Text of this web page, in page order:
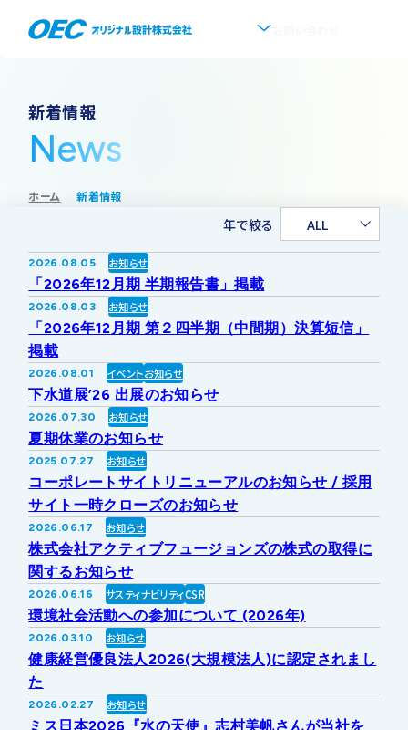
企業情報
会社概要
代表挨拶
沿革
事業所・アクセス
グループ会社について
協業・パートナー募集
採用情報
事業紹介
事業一覧
上水道
下水道
ソフトウェア開発
その他事業
新しい取り組み
IR情報
IRトップ
株式・株主情報
IRニュース
IRライブラリー
IRカレンダー
個人投資家の皆様へ
IR方針・免責事項
For Overseas
新着情報
採用情報
協業・パートナー募集
お問い合わせ
公式 広報
新着情報
News
ホーム 新着情報
年で絞る ALL
2026.08.05 お知らせ
「2026年12月期 半期報告書」掲載
2026.08.03 お知らせ
「2026年12月期 第２四半期（中間期）決算短信」
掲載
2026.08.01 イベントお知らせ
下水道展’26 出展のお知らせ
2026.07.30 お知らせ
夏期休業のお知らせ
2025.07.27 お知らせ
コーポレートサイトリニューアルのお知らせ / 採用
サイト一時クローズのお知らせ
2026.06.17 お知らせ
株式会社アクティブフュージョンズの株式の取得に
関するお知らせ
2026.06.16 サスティナビリティCSR
環境社会活動への参加について (2026年)
2026.03.10 お知らせ
健康経営優良法人2026(大規模法人)に認定されまし
た
2026.02.27 お知らせ
ミス日本2026『水の天使』志村美帆さんが当社を